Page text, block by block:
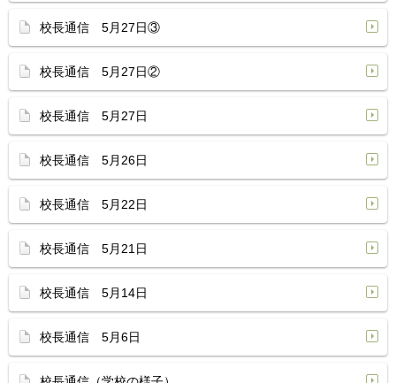
校長通信 5月27日③
校長通信 5月27日②
校長通信 5月27日
校長通信 5月26日
校長通信 5月22日
校長通信 5月21日
校長通信 5月14日
校長通信 5月6日